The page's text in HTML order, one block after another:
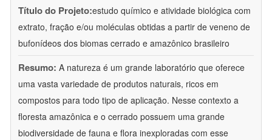
Título do Projeto:estudo químico e atividade biológica com
extrato, fração e/ou moléculas obtidas a partir de veneno de
bufonídeos dos biomas cerrado e amazônico brasileiro
Resumo: A natureza é um grande laboratório que oferece
uma vasta variedade de produtos naturais, ricos em
compostos para todo tipo de aplicação. Nesse contexto a
floresta amazônica e o cerrado possuem uma grande
biodiversidade de fauna e flora inexploradas com esse